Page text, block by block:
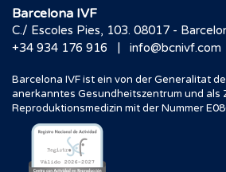
Barcelona IVF
C./ Escoles Pies, 103. 08017 -
+34 934 176 916
| info@bcnivf.com
Barcelona IVF ist ein von der Generalitat
anerkanntes Gesundheitszentrum und als
Reproduktionsmedizin mit der Nummer